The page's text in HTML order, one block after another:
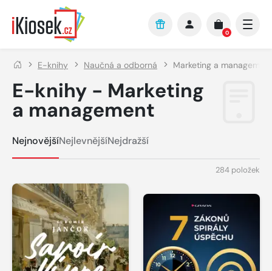
Přejít na hlavní obsah
0
E-knihy Naučná a odborná Marketing a management
E-knihy - Marketing
a management
NejnovějšíNejlevnějšíNejdražší
284 položek